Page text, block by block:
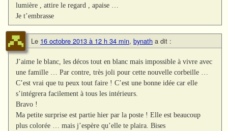
lumière , attire le regard , apaise …
Je t’embrasse
Le 16 octobre 2013 à 12 h 34 min, bynath a dit :
J’aime le blanc, les décos tout en blanc mais impossible à vivre avec
une famille … Par contre, très joli pour cette nouvelle corbeille …
C’est vrai que tu peux tout faire ! C’est une bonne idée car elle
s’intégrera facilement à tous les intérieurs.
Bravo !
Ma petite surprise est partie hier par la poste ! Elle est beaucoup
plus colorée … mais j’espère qu’elle te plaira. Bises